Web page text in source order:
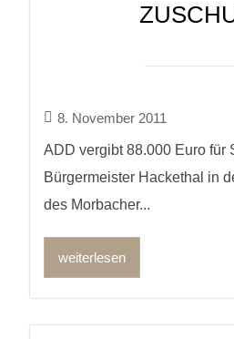
8. November 2011
ADD vergibt 88.000 Euro für
Bürgermeister Hackethal in
des Morbacher...
weiterlesen